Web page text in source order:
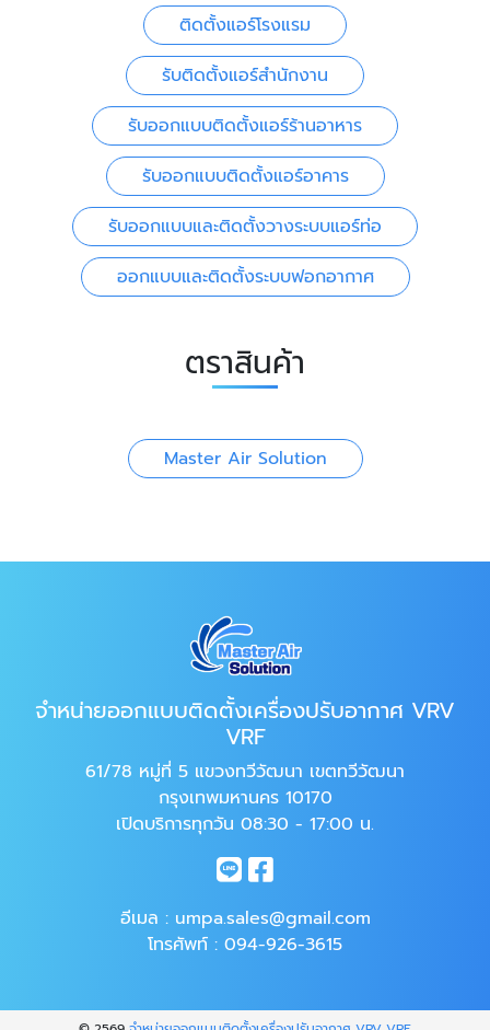
ติดตั้งแอร์โรงแรม
รับติดตั้งแอร์สำนักงาน
รับออกแบบติดตั้งแอร์ร้านอาหาร
รับออกแบบติดตั้งแอร์อาคาร
รับออกแบบและติดตั้งวางระบบแอร์ท่อ
ออกแบบและติดตั้งระบบฟอกอากาศ
ตราสินค้า
Master Air Solution
จำหน่ายออกแบบติดตั้งเครื่องปรับอากาศ VRV
VRF
61/78 หมู่ที่ 5 แขวงทวีวัฒนา เขตทวีวัฒนา
กรุงเทพมหานคร 10170
เปิดบริการทุกวัน 08:30 - 17:00 น.
อีเมล : umpa.sales@gmail.com
โทรศัพท์ : 094-926-3615